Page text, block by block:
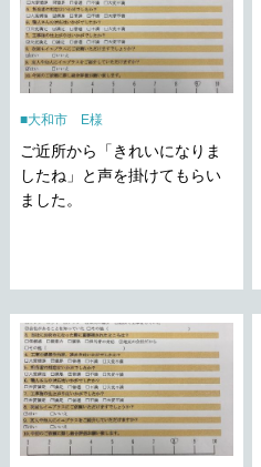
大和市 E様
ご近所から「きれいになりま
したね」と声を掛けてもらい
ました。